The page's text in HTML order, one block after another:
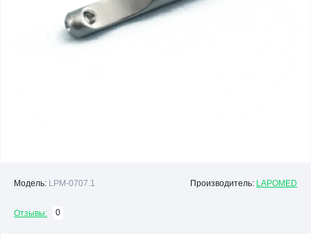
Модель: LPM-0707.1 Производитель: LAPOMED
Отзывы: 0